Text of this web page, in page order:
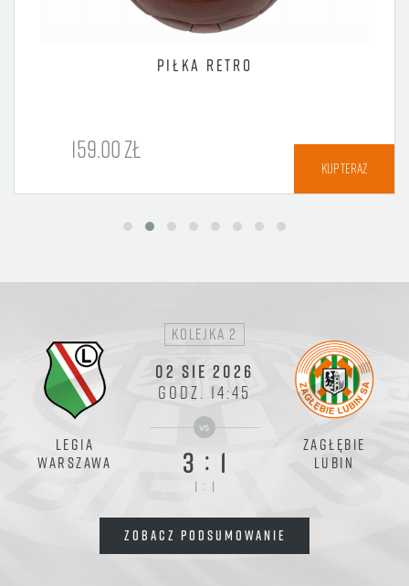
PIŁKA RETRO
159.00 ZŁ
KUP TERAZ
LEGIA
WARSZAWA
kolejka 2
02 SIE 2026
GODZ. 14:45
vs
3 : 1
1 : 1
ZOBACZ PODSUMOWANIE
ZAGŁĘBIE
LUBIN